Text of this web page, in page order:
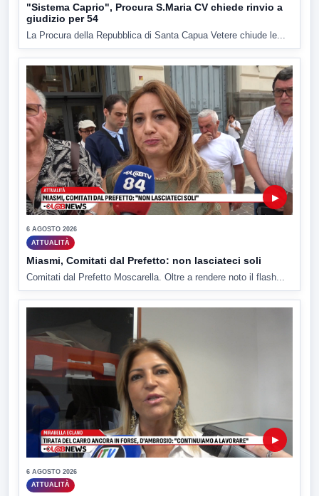
"Sistema Caprio", Procura S.Maria CV chiede rinvio a
giudizio per 54
La Procura della Repubblica di Santa Capua Vetere chiude le...
▶
6 AGOSTO 2026
ATTUALITÀ
Miasmi, Comitati dal Prefetto: non lasciateci soli
Comitati dal Prefetto Moscarella. Oltre a rendere noto il flash...
▶
6 AGOSTO 2026
ATTUALITÀ